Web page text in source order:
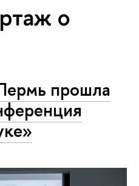
о
прошла